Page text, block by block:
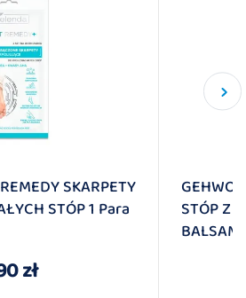
SKARPETY
STÓP 1 Para
zł
STÓP Z